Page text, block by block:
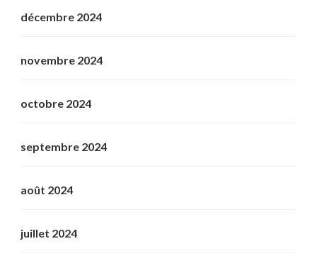
décembre 2024
novembre 2024
octobre 2024
septembre 2024
août 2024
juillet 2024